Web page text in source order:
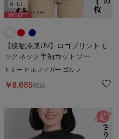
30%OFF
【接触冷感UV】ロゴプリントモ
ックネック半袖カットソー
トミー ヒルフィガー ゴルフ
￥8,085税込